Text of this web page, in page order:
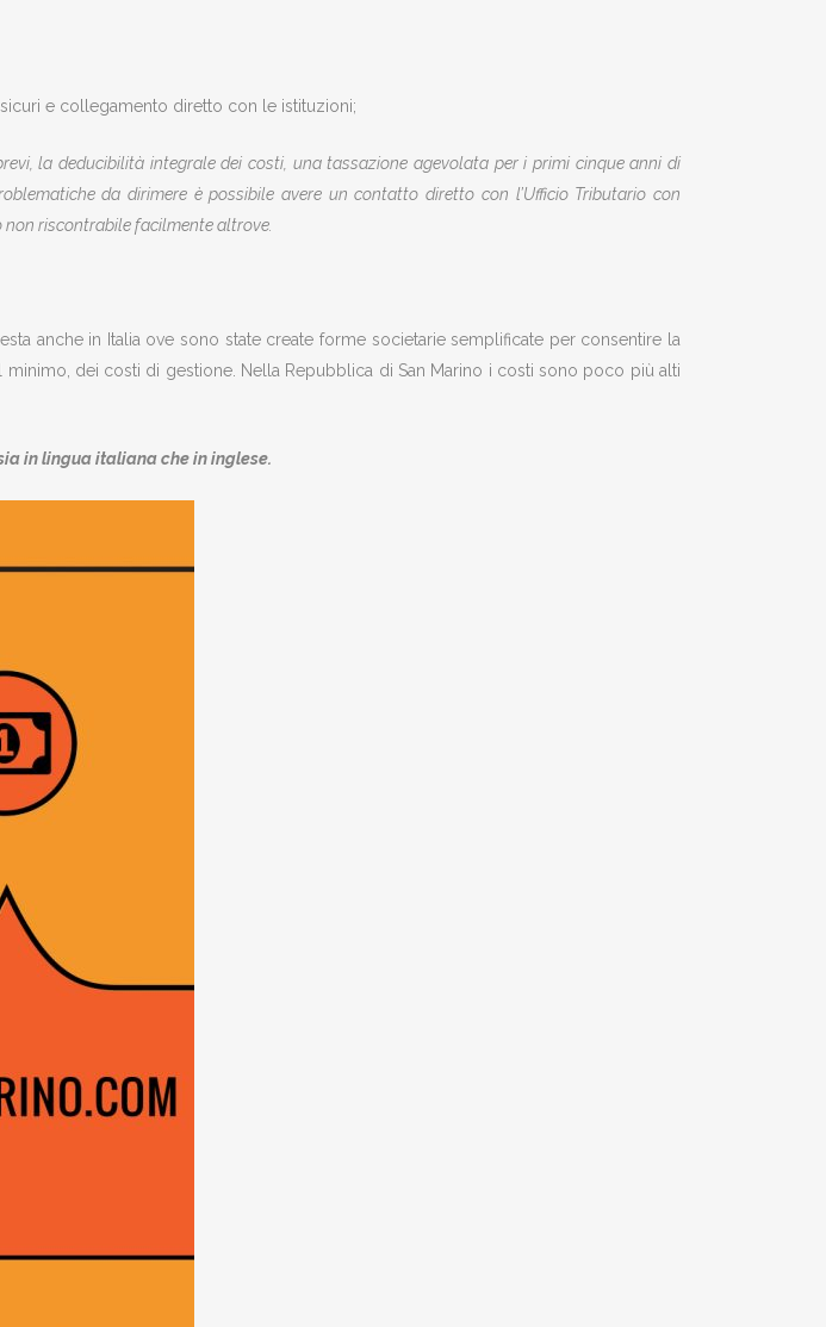
e collegamento diretto con le istituzioni;
la deducibilità integrale dei costi, una tassazione agevolata per i primi cinque anni di
da dirimere è possibile avere un contatto diretto con l’Ufficio Tributario con
riscontrabile facilmente altrove.
anche in Italia ove sono state create forme societarie semplificate per consentire la
dei costi di gestione. Nella Repubblica di San Marino i costi sono poco più alti
in lingua italiana che in inglese.